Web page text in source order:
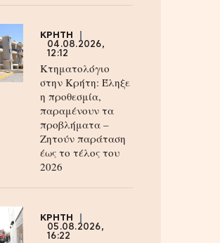
ΚΡΗΤΗ
04.08.2026,
12:12
Κτηματολόγιο
στην Κρήτη: Έληξε
η προθεσμία,
παραμένουν τα
προβλήματα –
Ζητούν παράταση
έως το τέλος του
2026
ΚΡΗΤΗ
05.08.2026,
16:22